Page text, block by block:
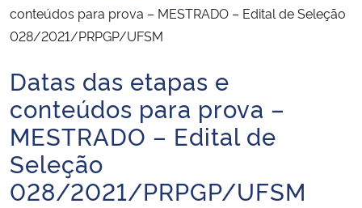
Ministério da Economia
Ministério da Infraestrutura
Ministério da Agricultura, Pecuária e Abastecimento
Ministério da Educação
Ministério da Cidadania
conteúdos para prova – MESTRADO – Edital de Seleção
028/2021/PRPGP/UFSM
Início do conteúdo
Datas das etapas e
conteúdos para prova –
MESTRADO – Edital de
Seleção
028/2021/PRPGP/UFSM